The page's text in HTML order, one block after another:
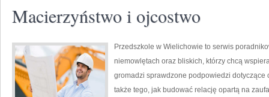
Macierzyństwo i ojcostwo
Przedszkole w Wielichowie to serwis
niemowlętach oraz bliskich, którzy chcą
gromadzi sprawdzone podpowiedzi
także tego, jak budować relację opartą na